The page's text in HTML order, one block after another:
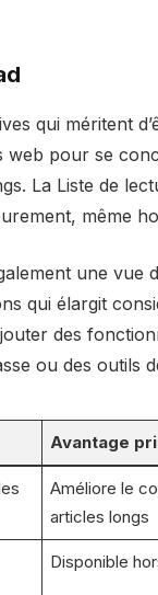
qui méritent
web pour se
La Liste de
même
une vue
qui élargit
des
ou des outils
Avantage
Améliore le
articles longs
Disponible